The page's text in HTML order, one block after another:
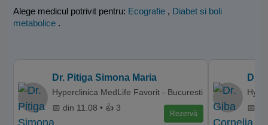
Alege medicul potrivit pentru: Ecografie , Diabet si boli
metabolice .
Dr. Pitiga Simona Maria
Hyperclinica MedLife Favorit - Bucuresti
📅 din 11.08 • 👍 3
Rezervă
Dr.
📅